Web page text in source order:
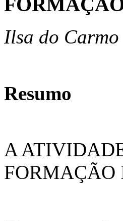
Ilsa do
Resumo
A